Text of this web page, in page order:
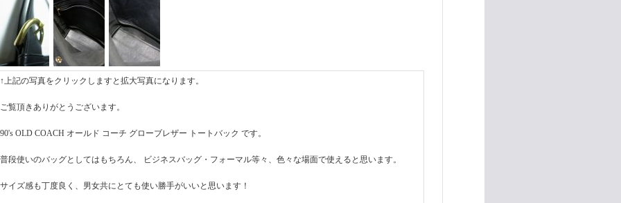
↑上記の写真をクリックしますと拡大写真になります。
ご覧頂きありがとうございます。
90's OLD COACH オールド コーチ グローブレザー トートバック です。
普段使いのバッグとしてはもちろん、 ビジネスバッグ・フォーマル等々、色々な場面で使えると思います。
サイズ感も丁度良く、男女共にとても使い勝手がいいと思います！